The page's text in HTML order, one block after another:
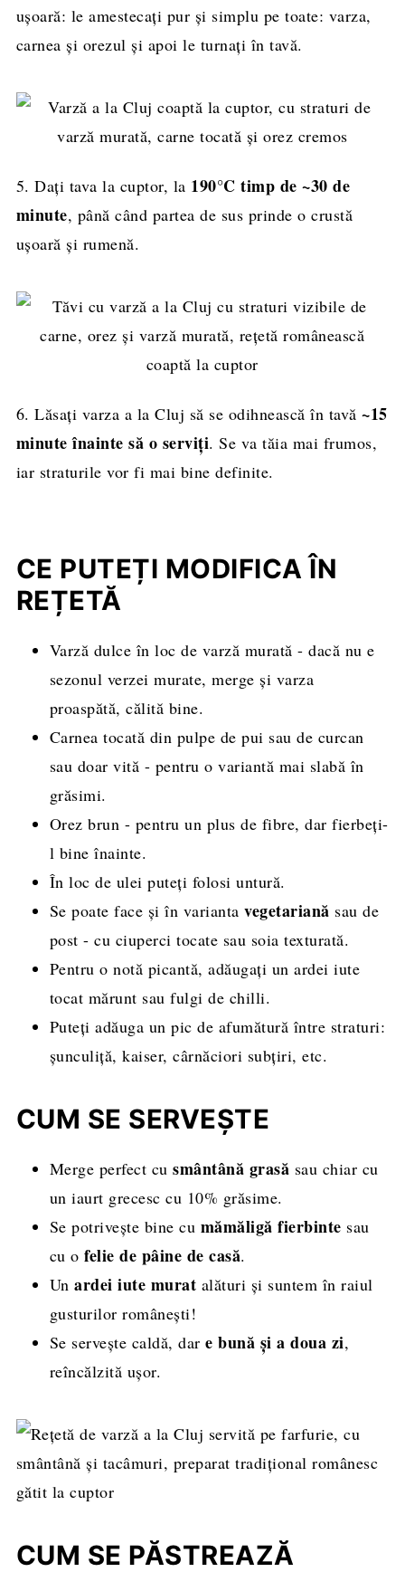
ușoară: le amestecați pur și simplu pe toate: varza,
carnea și orezul și apoi le turnați în tavă.
5. Dați tava la cuptor, la 190°C timp de ~30 de
minute, până când partea de sus prinde o crustă
ușoară și rumenă.
6. Lăsați varza a la Cluj să se odihnească în tavă~15
minute înainte să o serviți. Se va tăia mai frumos,
iar straturile vor fi mai bine definite.
CE PUTEȚI MODIFICA ÎN
REȚETĂ
Varză dulce în loc de varză murată - dacă nu e
sezonul verzei murate, merge și varza
proaspătă, călită bine.
Carnea tocată din pulpe de pui sau de curcan
sau doar vită - pentru o variantă mai slabă în
grăsimi.
Orez brun - pentru un plus de fibre, dar fierbeți-
l bine înainte.
În loc de ulei puteți folosi untură.
Se poate face și în variantavegetariană sau de
post - cu ciuperci tocate sau soia texturată.
Pentru o notă picantă, adăugați un ardei iute
tocat mărunt sau fulgi de chilli.
Puteți adăuga un pic de afumătură între straturi:
șunculiță, kaiser, cârnăciori subțiri, etc.
CUM SE SERVEȘTE
Merge perfect cusmântână grasă sau chiar cu
un iaurt grecesc cu 10% grăsime.
Se potrivește bine cu mămăligă fierbinte sau
cu ofelie de pâine de casă.
Unardei iute murat alături și suntem în raiul
gusturilor românești!
Se servește caldă, dare bună și a doua zi,
reîncălzită ușor.
CUM SE PĂSTREAZĂ